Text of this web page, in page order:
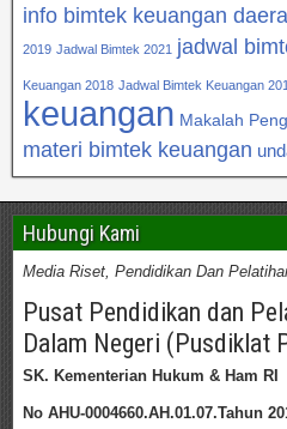
info bimtek keuangan
2019 Jadwal Bimtek 2021 jadwal
Keuangan 2018 Jadwal Bimtek Keuangan
keuangan Makalah
materi bimtek keuangan
Hubungi Kami
Media Riset, Pendidikan Dan
Pusat Pendidikan dan
Dalam Negeri (Pusdiklat
SK. Kementerian Hukum & Ham RI
No AHU-0004660.AH.01.07.Tahun